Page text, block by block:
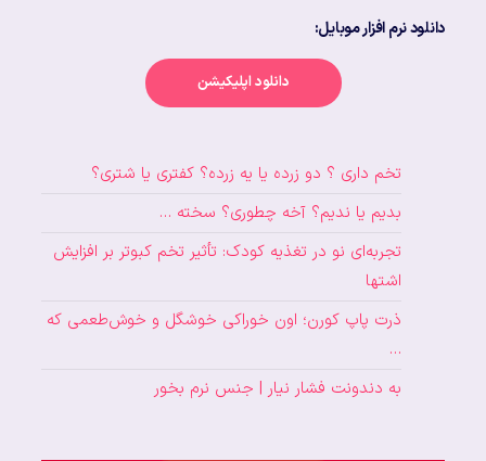
دانلود نرم افزار موبایل:
دانلود اپلیکیشن
تخم داری ؟ دو زرده یا یه زرده؟ کفتری یا شتری؟
بدیم یا ندیم؟ آخه چطوری؟ سخته …
تجربه‌ای نو در تغذیه کودک: تأثیر تخم کبوتر بر افزایش
اشتها
ذرت پاپ کورن؛ اون خوراکی خوشگل و خوش‌طعمی که
…
به دندونت فشار نیار | جنس نرم بخور